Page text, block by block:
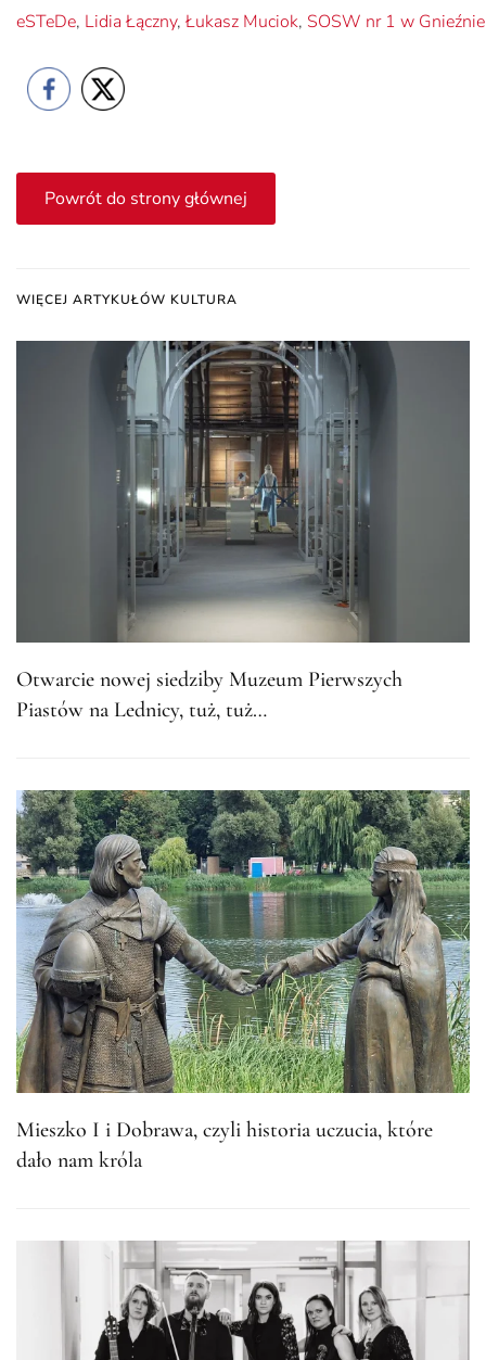
eSTeDe, Lidia Łączny, Łukasz Muciok, SOSW nr 1 w Gnieźnie
Powrót do strony głównej
WIĘCEJ ARTYKUŁÓW KULTURA
Otwarcie nowej siedziby Muzeum Pierwszych
Piastów na Lednicy, tuż, tuż…
Mieszko I i Dobrawa, czyli historia uczucia, które
dało nam króla